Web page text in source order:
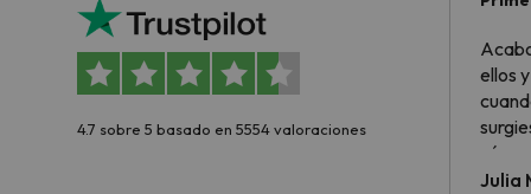
4.7 sobre 5 basado en 5554 valoraciones
ellos
todo
Julia